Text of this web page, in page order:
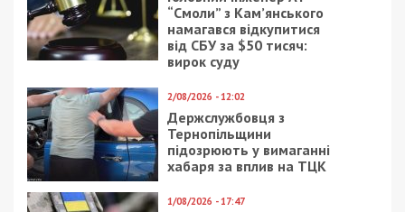
Теперь о легальности работы: есть заявление о
незаконности работы кучи баз отдыха, но
откуда взяты цифры, и какой именно закон они
все нарушили? Уже становится очевидно, что в
интервью оперируют, мягко говоря, «спорными»
фактами. Возвращаясь к теме журналистской
этики… Не просто же так в новостях массово
мелькают криминальные и полукриминальные
сюжеты 2-3-х летней давности, произошедшие в
Кирилловке, выдаваемые за «свежак».